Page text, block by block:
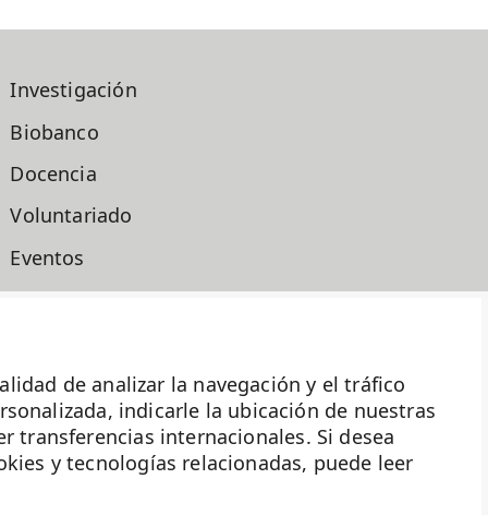
de analizar la navegación y el tráfico
indicarle la ubicación de nuestras
transferencias internacionales. Si desea
y tecnologías relacionadas, puede leer
Investigación
Biobanco
Docencia
Voluntariado
Eventos
Transparencia